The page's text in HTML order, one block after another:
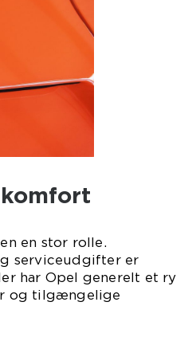
en stor rolle.
serviceudgifter er
har Opel generelt et ry
og tilgængelige